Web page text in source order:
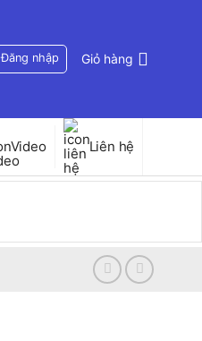
Đăng nhập Giỏ hàng
Video Liên hệ